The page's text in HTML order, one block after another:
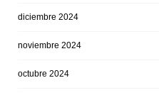
diciembre 2024
noviembre 2024
octubre 2024